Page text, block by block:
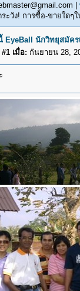
|
ะวัง! การซื้อ-ขายใดๆ
EyeBall นักวิทยุสมัคร
เมื่อ: กันยายน 28,